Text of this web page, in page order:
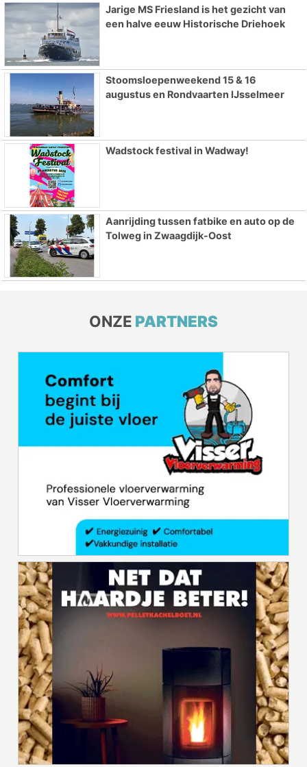
Jarige MS Friesland is het gezicht van
een halve eeuw Historische Driehoek
Stoomsloepenweekend 15 & 16
augustus en Rondvaarten IJsselmeer
Wadstock festival in Wadway!
Aanrijding tussen fatbike en auto op de
Tolweg in Zwaagdijk-Oost
ONZE PARTNERS